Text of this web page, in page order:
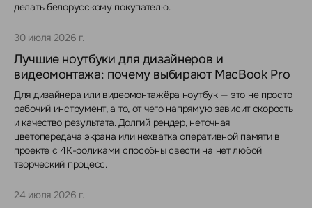
делать белорусскому покупателю.
30 июля 2026 г.
Лучшие ноутбуки для дизайнеров и
видеомонтажа: почему выбирают MacBook Pro
Для дизайнера или видеомонтажёра ноутбук — это не просто
рабочий инструмент, а то, от чего напрямую зависит скорость
и качество результата. Долгий рендер, неточная
цветопередача экрана или нехватка оперативной памяти в
проекте с 4K-роликами способны свести на нет любой
творческий процесс.
24 июля 2026 г.